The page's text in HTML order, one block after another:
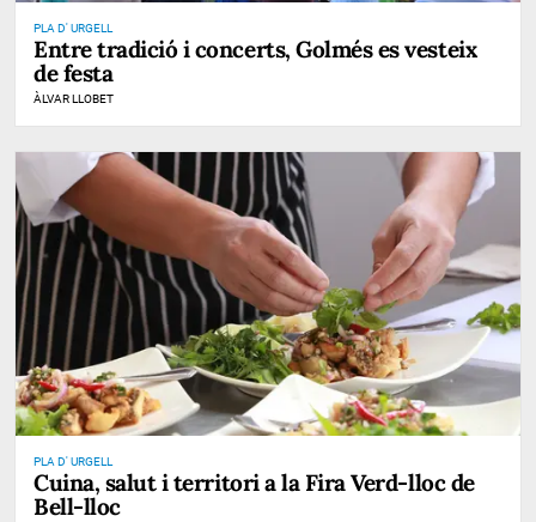
PLA D' URGELL
Entre tradició i concerts, Golmés es vesteix
de festa
ÀLVAR LLOBET
PLA D' URGELL
Cuina, salut i territori a la Fira Verd-lloc de
Bell-lloc